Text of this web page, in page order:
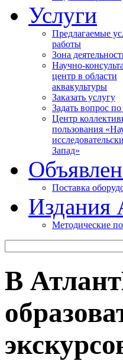
Услуги
Предлагаемые
работы
Зона
Научно-
центр в области
аквакультуры
Заказать услугу
Задать вопрос
Центр
пользования
Запад»
Поставка
Издания
Методические
В